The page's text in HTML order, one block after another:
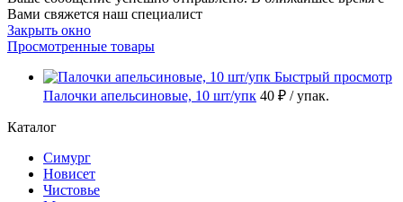
Вами свяжется наш специалист
Закрыть окно
Просмотренные товары
Быстрый просмотр
Палочки апельсиновые, 10 шт/упк 40 ₽ / упак.
Каталог
Симург
Новисет
Чистовье